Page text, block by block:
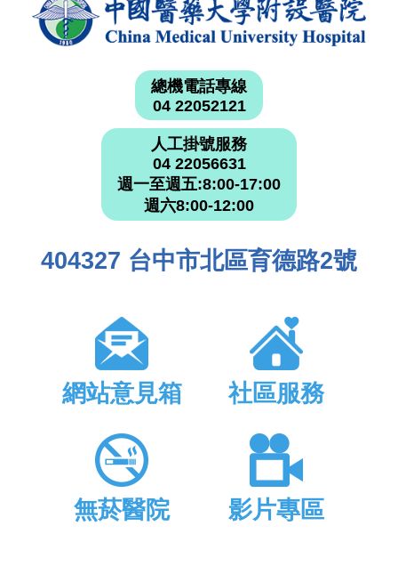
總機電話專線
04 22052121
人工掛號服務
04 22056631
週一至週五:8:00-17:00
週六8:00-12:00
404327 台中市北區育德路2號
網站意見箱 社區服務
無菸醫院 影片專區